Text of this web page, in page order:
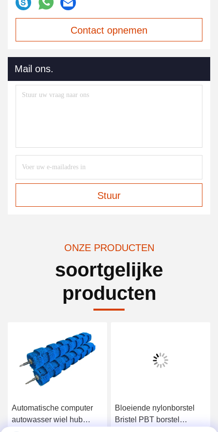
Contact opnemen
Mail ons.
Stuur
ONZE PRODUCTEN
soortgelijke
producten
Automatische computer
autowasser wiel hub
Bloeiende nylonborstel
Bristel PBT borstel